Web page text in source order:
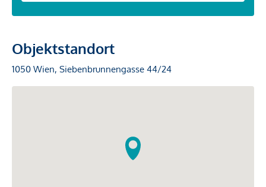
Objektstandort
1050 Wien, Siebenbrunnengasse 44/24